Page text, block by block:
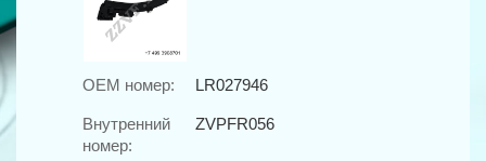
OEM номер: LR027946
Внутренний
номер:
ZVPFR056